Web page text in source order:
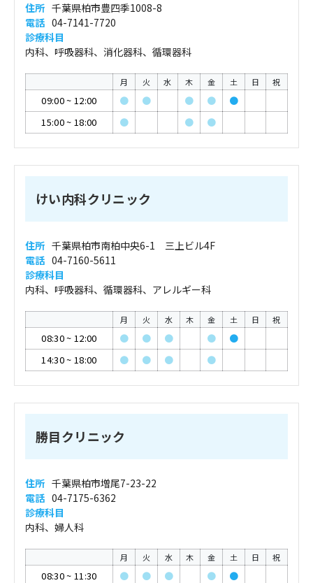
住所 千葉県柏市豊四季1008-8
電話 04-7141-7720
診療科目
内科、呼吸器科、消化器科、循環器科
月 火 水 木 金 土 日 祝
09:00~ 12:00 ● ● ● ●
●
15:00~ 18:00 ● ● ●
けい内科クリニック
住所 千葉県柏市南柏中央6-1 三上ビル4F
電話 04-7160-5611
診療科目
内科、呼吸器科、循環器科、アレルギー科
月 火 水 木 金 土 日 祝
08:30~ 12:00 ● ● ● ●
●
14:30~ 18:00 ● ● ● ●
勝目クリニック
住所 千葉県柏市増尾7-23-22
電話 04-7175-6362
診療科目
内科、婦人科
月 火 水 木 金 土 日 祝
08:30~ 11:30 ● ● ● ●
●